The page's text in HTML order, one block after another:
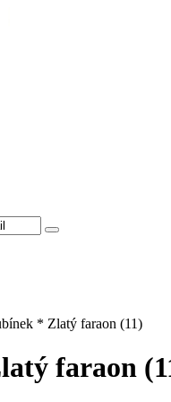
* Zlatý faraon (11)
faraon